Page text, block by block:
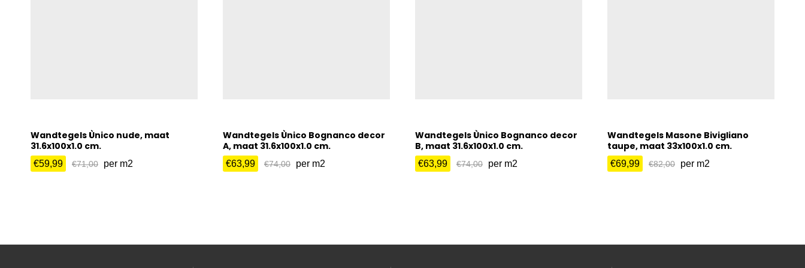
Wandtegels Ùnico nude, maat
31.6x100x1.0 cm.
€59,99 €71,00
per m2
Wandtegels Ùnico Bognanco decor
A, maat 31.6x100x1.0 cm.
€63,99 €74,00
per m2
Wandtegels Ùnico Bognanco decor
B, maat 31.6x100x1.0 cm.
€63,99 €74,00
per m2
Wandtegels Masone Bivigliano
taupe, maat 33x100x1.0 cm.
€69,99 €82,00
per m2